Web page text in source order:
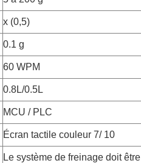
x (0,5)
0.1 g
60 WPM
0.8L/0.5L
MCU / PLC
Écran tactile couleur 7/ 10
Le système de freinage doit être